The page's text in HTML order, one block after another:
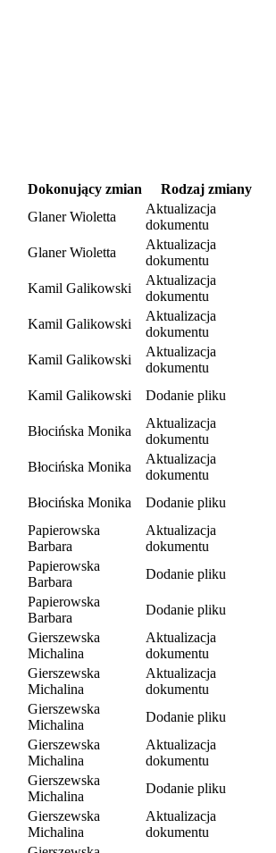
Dokonujący zmian
Rodzaj zmiany
Glaner Wioletta
Aktualizacja
dokumentu
Glaner Wioletta
Aktualizacja
dokumentu
Kamil Galikowski
Aktualizacja
dokumentu
Kamil Galikowski
Aktualizacja
dokumentu
Kamil Galikowski
Aktualizacja
dokumentu
Kamil Galikowski
Dodanie pliku
Błocińska Monika
Aktualizacja
dokumentu
Błocińska Monika
Aktualizacja
dokumentu
Błocińska Monika
Dodanie pliku
Papierowska
Barbara
Aktualizacja
dokumentu
Papierowska
Barbara
Dodanie pliku
Papierowska
Barbara
Dodanie pliku
Gierszewska
Michalina
Aktualizacja
dokumentu
Gierszewska
Michalina
Aktualizacja
dokumentu
Gierszewska
Michalina
Dodanie pliku
Gierszewska
Michalina
Aktualizacja
dokumentu
Gierszewska
Michalina
Dodanie pliku
Gierszewska
Michalina
Aktualizacja
dokumentu